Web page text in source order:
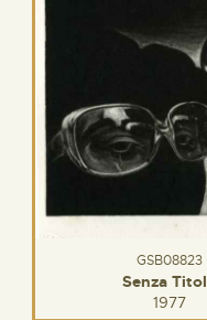
GSB08823
Senza
1977